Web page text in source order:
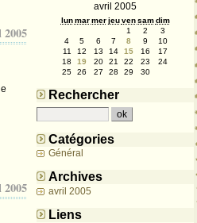
avril 2005
lun mar mer jeu ven sam dim
1
2
3
4
5 6 7 8 9
10
11
12 13 14 15 16
17
18
19 20 21 22 23
24
25
26 27 28 29 30
Rechercher
Catégories
Général
Archives
avril 2005
Liens